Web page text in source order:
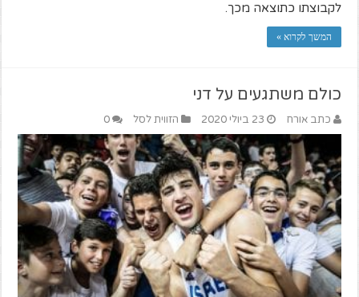
לקבוצתו כתוצאה מכך.
המשך לקרוא »
כולם משתגעים על דני
כתב אורח 23 ביולי 2020 הזווית לסל 0